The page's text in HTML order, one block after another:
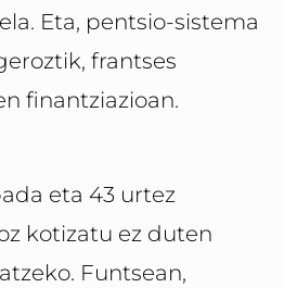
Eta, pentsio-sistema
frantses
finantziazioan.
eta 43 urtez
kotizatu ez duten
Funtsean,